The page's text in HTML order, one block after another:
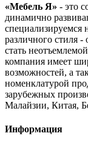
«Мебель Я» - это
динамично
специализируемся
различного стиля -
стать
компания имеет
возможностей, а
номенклатурой
зарубежных
Малайзии, Китая,
Информация